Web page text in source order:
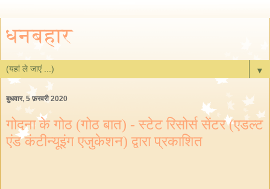
धनबहार
▼
बुधवार, 5 फ़रवरी 2020
गोदना के गोठ (गोठ बात) - स्टेट रिसोर्स सेंटर (एडल्ट
एंड कंटीन्यूइंग एजुकेशन) द्वारा प्रकाशित